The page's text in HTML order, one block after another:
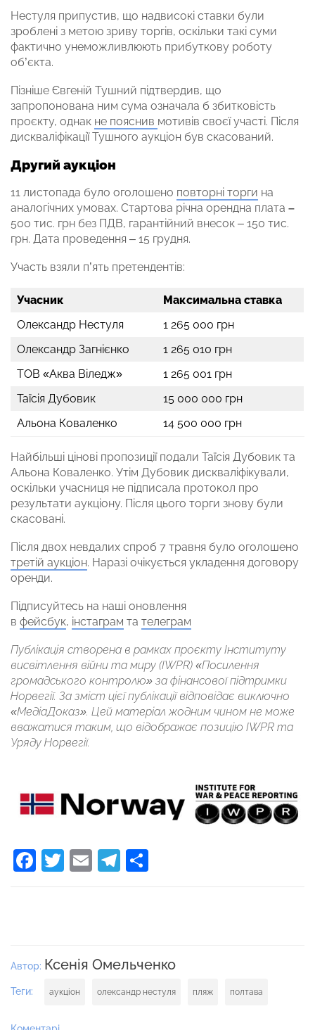
Нестуля припустив, що надвисокі ставки були
зроблені з метою зриву торгів, оскільки такі суми
фактично унеможливлюють прибуткову роботу
об’єкта.
Пізніше Євгеній Тушний підтвердив, що
запропонована ним сума означала б збитковість
проєкту, однак не пояснив мотивів своєї участі. Після
дискваліфікації Тушного аукціон був скасований.
Другий аукціон
11 листопада було оголошено повторні торги на
аналогічних умовах. Стартова річна орендна плата –
500 тис. грн без ПДВ, гарантійний внесок – 150 тис.
грн. Дата проведення – 15 грудня.
Участь взяли п’ять претендентів:
Учасник
Максимальна ставка
Олександр Нестуля
1 265 000 грн
Олександр Загнієнко
1 265 010 грн
ТОВ «Аква Віледж»
1 265 001 грн
Таїсія Дубовик
15 000 000 грн
Альона Коваленко
14 500 000 грн
Найбільші цінові пропозиції подали Таїсія Дубовик та
Альона Коваленко. Утім Дубовик дискваліфікували,
оскільки учасниця не підписала протокол про
результати аукціону. Після цього торги знову були
скасовані.
Після двох невдалих спроб 7 травня було оголошено
третій аукціон. Наразі очікується укладення договору
оренди.
Підписуйтесь на наші оновлення
в фейсбук, інстаграм та телеграм
Публікація створена в рамках проєкту Інституту
висвітлення війни та миру (IWPR) «Посилення
громадського контролю» за фінансової підтримки
Норвегії. За зміст цієї публікації відповідає виключно
«МедіаДоказ». Цей матеріал жодним чином не може
вважатися таким, що відображає позицію IWPR та
Уряду Норвегії.
Facebook
Twitter
EmailTelegram
Автор: Ксенія Омельченко
Теги: аукціон олександр нестуля пляж полтава